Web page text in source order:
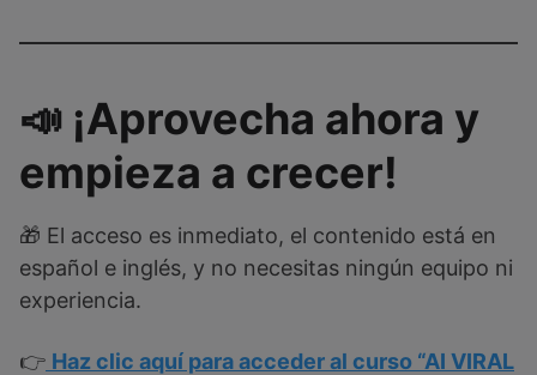
📣 ¡Aprovecha ahora y
empieza a crecer!
🎁 El acceso es inmediato, el contenido está en
español e inglés, y no necesitas ningún equipo ni
experiencia.
👉 Haz clic aquí para acceder al curso “AI VIRAL